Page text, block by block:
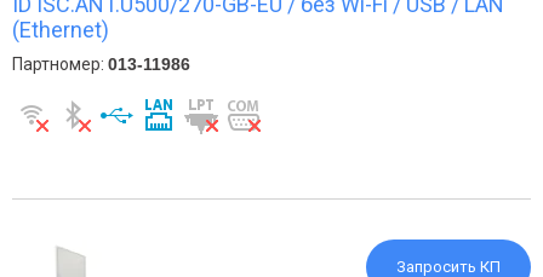
(Ethernet)
Партномер: 013-11986
Запросить КП